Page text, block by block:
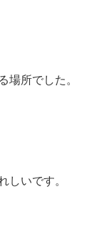
場所でした。
しいです。